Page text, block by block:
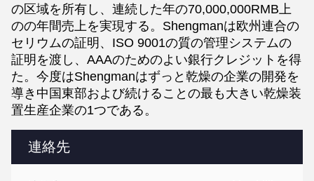
連絡先
の区域を所有し、連続した年の70,000,000RMB上
のの年間売上を実現する。Shengmanは欧州連合の
セリウムの証明、ISO 9001の質の管理システムの
証明を渡し、AAAのためのよい銀行クレジットを得
た。今度はShengmanはずっと乾燥の企業の開発を
導き中国東部および続けることの最も大きい乾燥装
置生産企業の1つである。